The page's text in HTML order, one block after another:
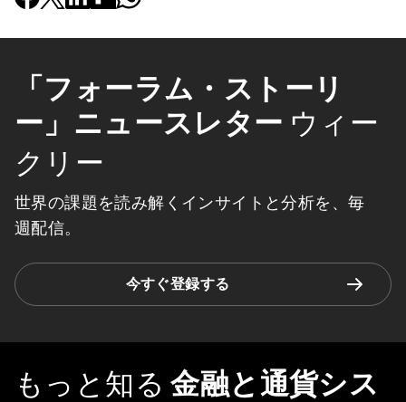
「フォーラム・ストーリ
ー」ニュースレター ウィー
クリー
世界の課題を読み解くインサイトと分析を、毎
週配信。
今すぐ登録する
もっと知る 金融と通貨シス